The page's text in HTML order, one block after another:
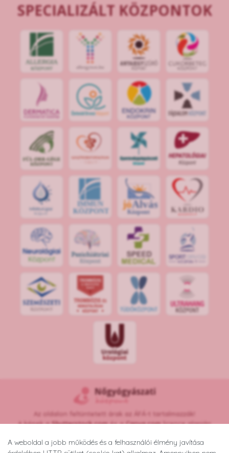
A weboldal a jobb működés és a felhasználói élmény javítása
SPECIALIZÁLT KÖZPONTOK
IMMUN
KÖZPONT
jóAlvás
Központ
SPOR
Az oldalon feltüntetett árak az ÁFÁ-t tartalmazzák!
A képek aShutterstock.comés aCanva.comlicence alapján
Copyright © 2026 •nogyogyaszatikozpont.hu